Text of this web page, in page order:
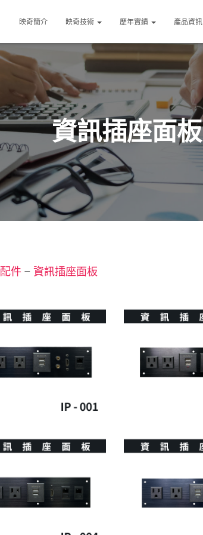
映奇簡介 映奇技術 歷年實績 產品資訊
資訊插座面板
配件– 資訊插座面板